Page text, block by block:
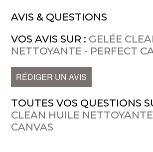
AVIS & QUESTIONS
VOS AVIS SUR : GELÉE
NETTOYANTE - PERFECT
RÉDIGER UN AVIS
TOUTES VOS QUESTIONS
CLEAN HUILE
CANVAS